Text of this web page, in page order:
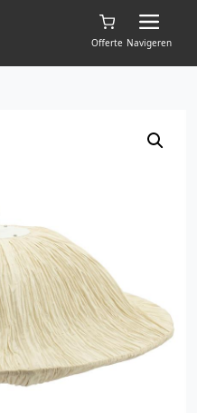
Offerte Navigeren